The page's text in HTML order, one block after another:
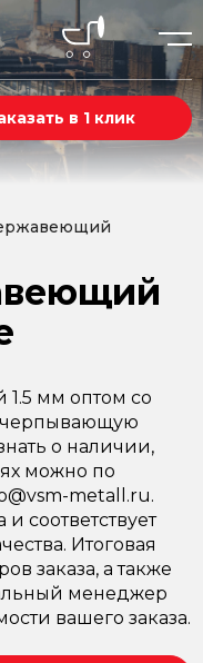
в 1 клик
мм оптом со
о наличии,
можно по
metall.ru.
соответствует
Итоговая
заказа, а также
менеджер
вашего заказа.